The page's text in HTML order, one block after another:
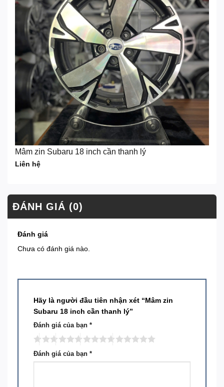
Mâm zin Subaru 18 inch cần thanh lý
Liên hệ
ĐÁNH GIÁ (0)
Đánh giá
Chưa có đánh giá nào.
Hãy là người đầu tiên nhận xét “Mâm zin
Subaru 18 inch cần thanh lý”
Đánh giá của bạn *
Đánh giá của bạn *